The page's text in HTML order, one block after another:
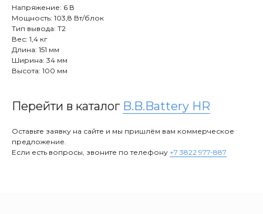
Напряжение: 6 В
Мощность: 103,8 Вт/блок
Тип вывода: T2
Вес: 1,4 кг
Длина: 151 мм
Ширина: 34 мм
Высота: 100 мм
Перейти в каталог B.B.Battery HR
Оставьте заявку на сайте и мы пришлём вам коммерческое
предложение.
Если есть вопросы, звоните по телефону +7 3822 977-887